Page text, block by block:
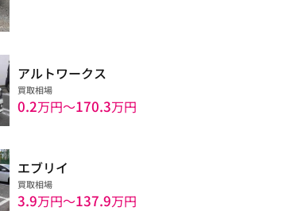
アルトワークス
買取相場
0.2万円〜170.3万円
エブリイ
買取相場
3.9万円〜137.9万円